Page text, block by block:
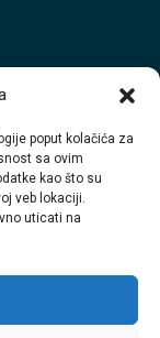
poput kolačića za
sa ovim
kao što su
veb lokaciji.
uticati na